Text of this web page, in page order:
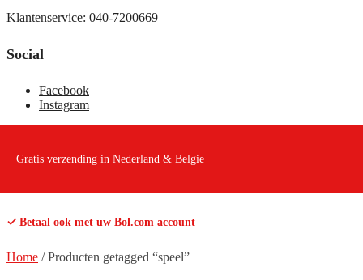
Klantenservice: 040-7200669
Social
Facebook
Instagram
Gratis verzending in Nederland & Belgie
✓ Betaal ook met uw Bol.com account
Home /Producten getagged “speel”